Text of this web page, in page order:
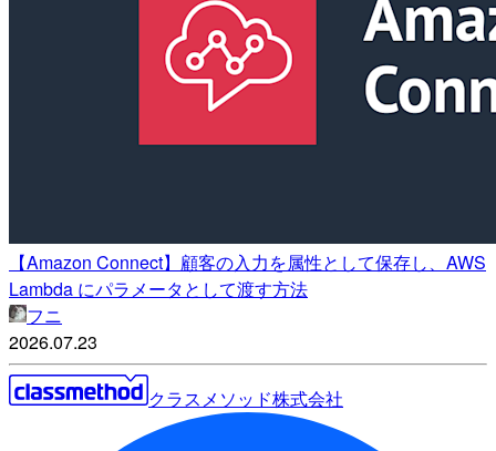
【Amazon Connect】顧客の入力を属性として保存し、AWS
Lambda にパラメータとして渡す方法
フニ
2026.07.23
クラスメソッド株式会社